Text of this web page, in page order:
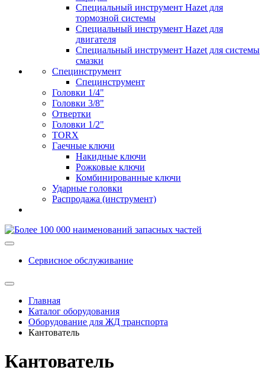
Специальный инструмент Hazet для
тормозной системы
Специальный инструмент Hazet для
двигателя
Специальный инструмент Hazet для системы
смазки
Специнструмент
Специнструмент
Головки 1/4"
Головки 3/8"
Отвертки
Головки 1/2"
TORX
Гаечные ключи
Накидные ключи
Рожковые ключи
Комбинированные ключи
Ударные головки
Распродажа (инструмент)
Сервисное обслуживание
Главная
Каталог оборудования
Оборудование для ЖД транспорта
Кантователь
Кантователь